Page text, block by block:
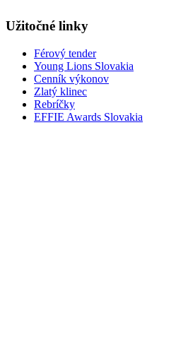
Užitočné linky
Férový tender
Young Lions Slovakia
Cenník výkonov
Zlatý klinec
Rebríčky
EFFIE Awards Slovakia